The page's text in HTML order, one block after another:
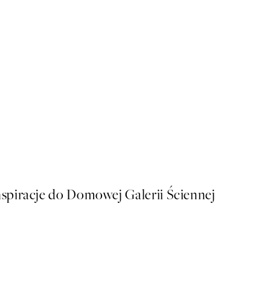
do Domowej Galerii Ściennej